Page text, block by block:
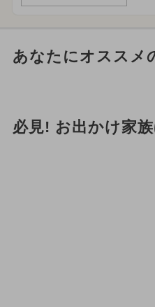
あなたにオススメ
必見! お出かけ家